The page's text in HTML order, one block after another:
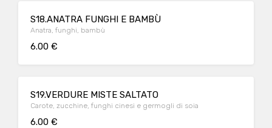
S18.ANATRA FUNGHI E BAMBÙ
Anatra, funghi, bambù
6.00 €
S19.VERDURE MISTE SALTATO
Carote, zucchine, funghi cinesi e germogli di soia
6.00 €